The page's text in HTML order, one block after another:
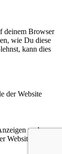
deinem Browser
wie Du diese
kann dies
der Website
und
Website